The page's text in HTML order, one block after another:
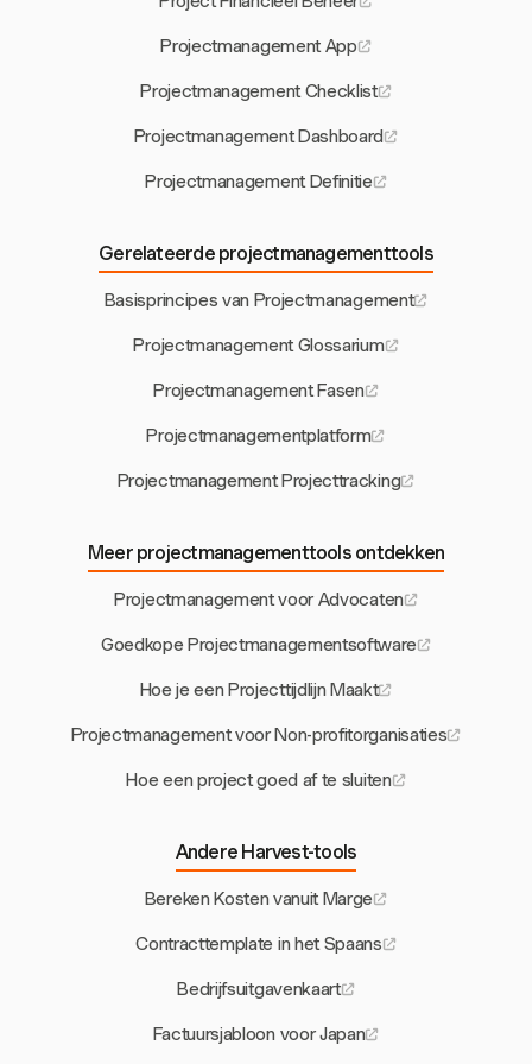
Projectmanagement App
Projectmanagement Checklist
Projectmanagement Dashboard
Projectmanagement Definitie
Gerelateerde projectmanagementtools
Basisprincipes van Projectmanagement
Projectmanagement Glossarium
Projectmanagement Fasen
Projectmanagementplatform
Projectmanagement Projecttracking
Meer projectmanagementtools ontdekken
Projectmanagement voor Advocaten
Goedkope Projectmanagementsoftware
Hoe je een Projecttijdlijn Maakt
Projectmanagement voor Non-profitorganisaties
Hoe een project goed af te sluiten
Andere Harvest-tools
Bereken Kosten vanuit Marge
Contracttemplate in het Spaans
Bedrijfsuitgavenkaart
Factuursjabloon voor Japan